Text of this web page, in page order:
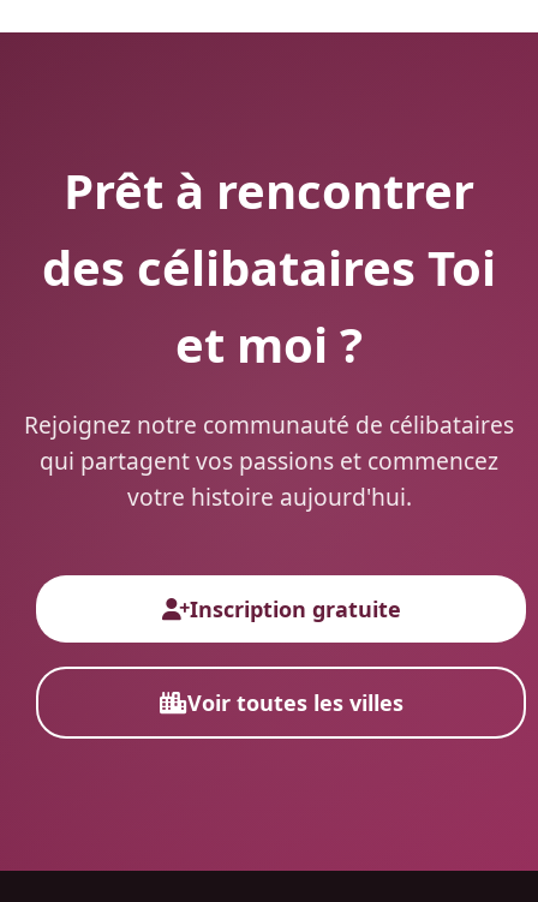
Prêt à rencontrer
des célibataires Toi
et moi ?
Rejoignez notre communauté de célibataires
qui partagent vos passions et commencez
votre histoire aujourd'hui.
Inscription gratuite
Voir toutes les villes